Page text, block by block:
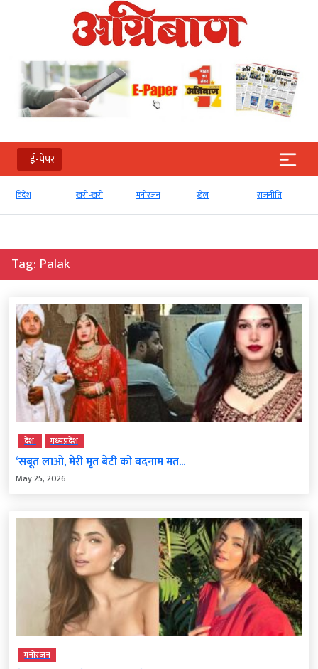
ई-पेपर
खरी-खरी मनोरंजन खेल राजनीति व्‍यापार
Tag: Palak
देश मध्‍यप्रदेश
‘सबूत लाओ, मेरी मृत बेटी को बदनाम मत...
May 25, 2026
मनोरंजन